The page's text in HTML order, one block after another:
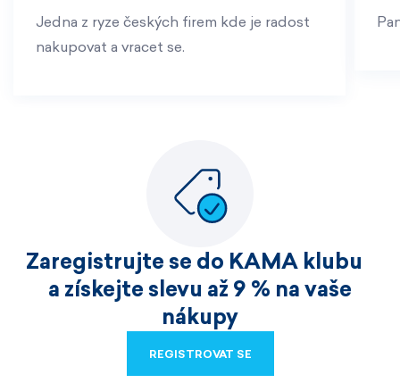
Jedna z ryze českých firem kde je radost
nakupovat a vracet se.
Zaregistrujte se do KAMA klubu
a získejte slevu až 9 % na vaše
nákupy
REGISTROVAT SE